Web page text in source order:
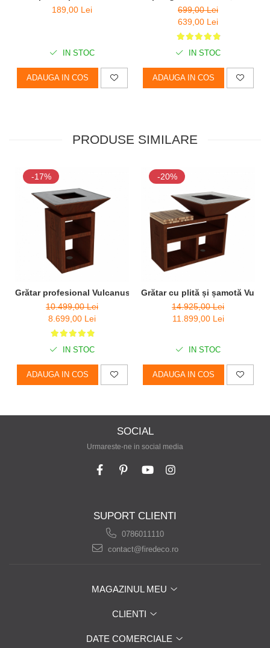
189,00 Lei
IN STOC
ADAUGA IN COS
699,00 Lei
639,00 Lei
IN STOC
ADAUGA IN COS
PRODUSE SIMILARE
-17%
Grătar profesional Vulcanus Pro 730 Chef
10.499,00 Lei
8.699,00 Lei
IN STOC
ADAUGA IN COS
-20%
Grătar cu plită și șamotă
14.925,00 Lei
11.899,00 Lei
IN STOC
ADAUGA IN COS
SOCIAL
Urmareste-ne in social media
SUPORT CLIENTI
0786011110
contact@firedeco.ro
MAGAZINUL MEU
CLIENTI
DATE COMERCIALE